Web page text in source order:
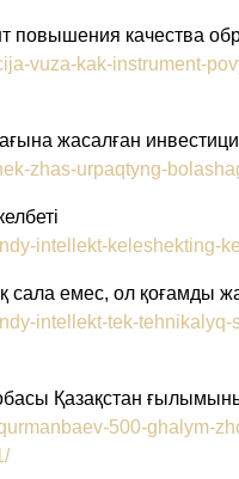
повышения качества
vuza-kak-instrument-
жасалған
zhas-urpaqtyng-
intellekt-keleshekting-
сала емес, ол қоғамды
intellekt-tek-
Қазақстан
500-ghalym-